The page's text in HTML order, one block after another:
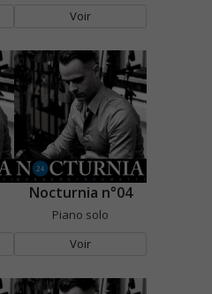
Voir
Nocturnia n°04
Piano solo
Voir